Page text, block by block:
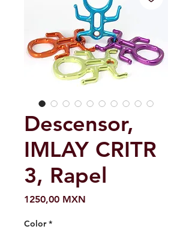
Descensor,
IMLAY CRITR
3, Rapel
1250,00 MXN
Color *